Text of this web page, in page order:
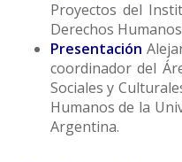
Proyectos del
Derechos Humanos
Presentación
coordinador del
Sociales y
Humanos de la
Argentina.